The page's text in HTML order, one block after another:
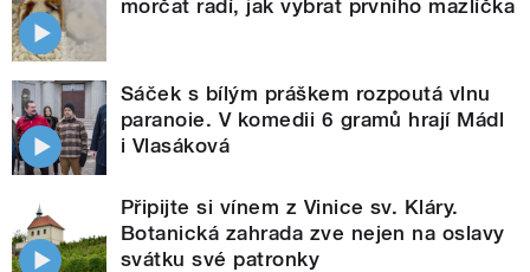
morčat radí, jak vybrat prvního mazlíčka
Sáček s bílým práškem rozpoutá vlnu
paranoie. V komedii 6 gramů hrají Mádl
i Vlasáková
Připijte si vínem z Vinice sv. Kláry.
Botanická zahrada zve nejen na oslavy
svátku své patronky